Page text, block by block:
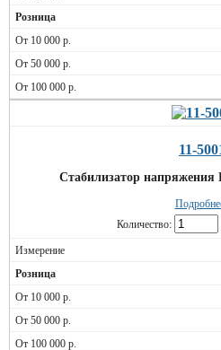
11-
Стабилизатор
Количество: